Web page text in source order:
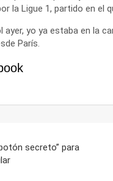
la Ligue 1, partido en
yo ya estaba en la
París.
secreto” para